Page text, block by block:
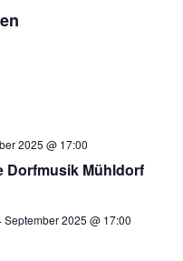
2025 @ 17:00
Dorfmusik Mühldorf
September 2025 @ 17:00